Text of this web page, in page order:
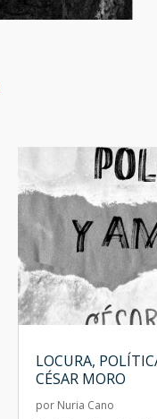
LOCURA,
CÉSAR MORO
por Nuria Cano